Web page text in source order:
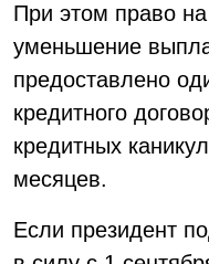
При этом право
уменьшение
предоставлено
кредитного
кредитных
месяцев.
Если президент